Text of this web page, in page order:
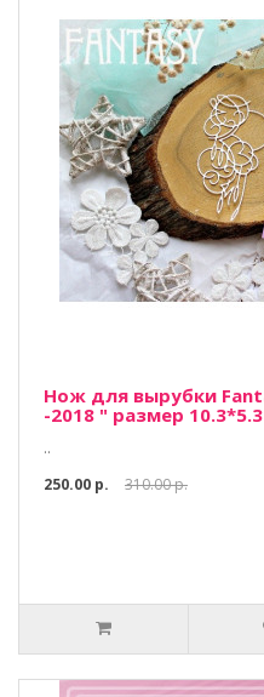
Нож для вырубки
-2018 " размер
..
250.00 р.
310.00 р.